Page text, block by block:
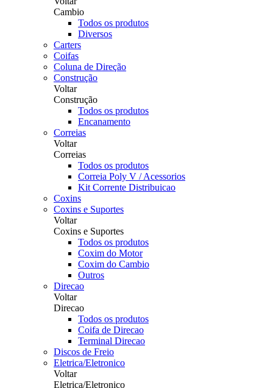
Cambio
Todos os produtos
Diversos
Carters
Coifas
Coluna de Direção
Construção
Voltar
Construção
Todos os produtos
Encanamento
Correias
Voltar
Correias
Todos os produtos
Correia Poly V / Acessorios
Kit Corrente Distribuicao
Coxins
Coxins e Suportes
Voltar
Coxins e Suportes
Todos os produtos
Coxim do Motor
Coxim do Cambio
Outros
Direcao
Voltar
Direcao
Todos os produtos
Coifa de Direcao
Terminal Direcao
Discos de Freio
Eletrica/Eletronico
Voltar
Eletrica/Eletronico